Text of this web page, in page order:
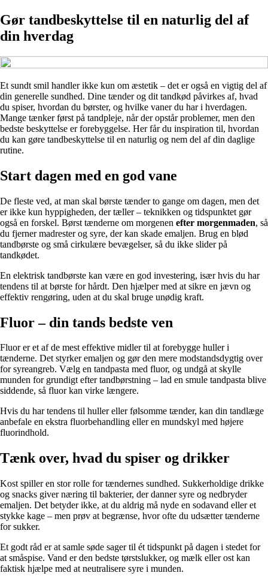
Gør tandbeskyttelse til en naturlig del af
din hverdag
Et sundt smil handler ikke kun om æstetik – det er også en vigtig del af
din generelle sundhed. Dine tænder og dit tandkød påvirkes af, hvad
du spiser, hvordan du børster, og hvilke vaner du har i hverdagen.
Mange tænker først på tandpleje, når der opstår problemer, men den
bedste beskyttelse er forebyggelse. Her får du inspiration til, hvordan
du kan gøre tandbeskyttelse til en naturlig og nem del af din daglige
rutine.
Start dagen med en god vane
De fleste ved, at man skal børste tænder to gange om dagen, men det
er ikke kun hyppigheden, der tæller – teknikken og tidspunktet gør
også en forskel. Børst tænderne om morgenen efter morgenmaden, så
du fjerner madrester og syre, der kan skade emaljen. Brug en blød
tandbørste og små cirkulære bevægelser, så du ikke slider på
tandkødet.
En elektrisk tandbørste kan være en god investering, især hvis du har
tendens til at børste for hårdt. Den hjælper med at sikre en jævn og
effektiv rengøring, uden at du skal bruge unødig kraft.
Fluor – din tands bedste ven
Fluor er et af de mest effektive midler til at forebygge huller i
tænderne. Det styrker emaljen og gør den mere modstandsdygtig over
for syreangreb. Vælg en tandpasta med fluor, og undgå at skylle
munden for grundigt efter tandbørstning – lad en smule tandpasta blive
siddende, så fluor kan virke længere.
Hvis du har tendens til huller eller følsomme tænder, kan din tandlæge
anbefale en ekstra fluorbehandling eller en mundskyl med højere
fluorindhold.
Tænk over, hvad du spiser og drikker
Kost spiller en stor rolle for tændernes sundhed. Sukkerholdige drikke
og snacks giver næring til bakterier, der danner syre og nedbryder
emaljen. Det betyder ikke, at du aldrig må nyde en sodavand eller et
stykke kage – men prøv at begrænse, hvor ofte du udsætter tænderne
for sukker.
Et godt råd er at samle søde sager til ét tidspunkt på dagen i stedet for
at småspise. Vand er den bedste tørstslukker, og mælk eller ost kan
faktisk hjælpe med at neutralisere syre i munden.